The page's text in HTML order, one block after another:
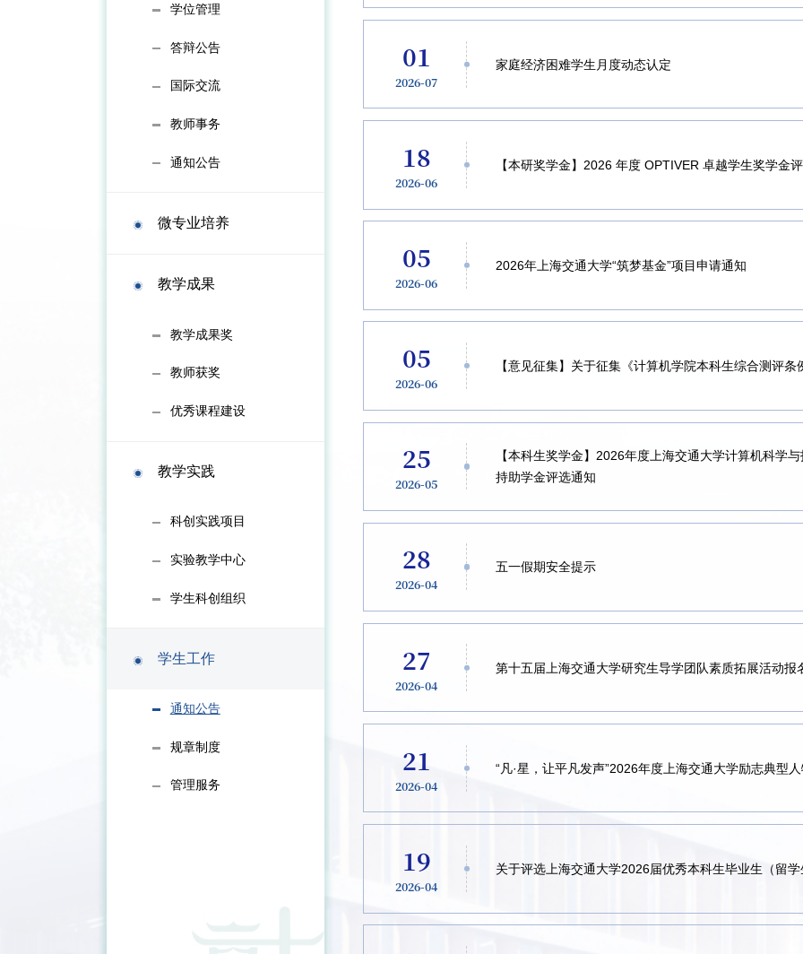
学位管理
答辩公告
国际交流
教师事务
通知公告
微专业培养
教学成果
教学成果奖
教师获奖
优秀课程建设
教学实践
科创实践项目
实验教学中心
学生科创组织
学生工作
通知公告
规章制度
管理服务
01
2026-07
家庭经济困难学生月度动态认定
18
2026-06
【本研奖学金】2026 年度 OPTIVER 卓越学生奖学金
05
2026-06
2026年上海交通大学“筑梦基金”项目申请通知
05
2026-06
【意见征集】关于征集《计算机学院本科生综合测评
25
2026-05
【本科生奖学金】2026年度上海交通大学计算机科学
持助学金评选通知
28
2026-04
五一假期安全提示
27
2026-04
第十五届上海交通大学研究生导学团队素质拓展活动报
21
2026-04
“凡·星，让平凡发声”2026年度上海交通大学励志典型
19
2026-04
关于评选上海交通大学2026届优秀本科生毕业生（留